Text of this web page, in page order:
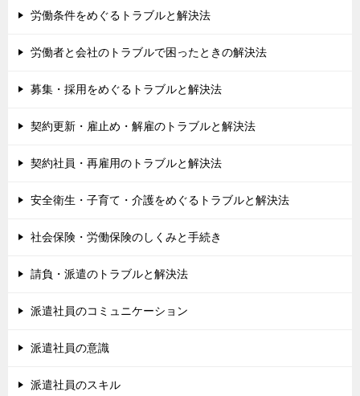
労働条件をめぐるトラブルと解決法
労働者と会社のトラブルで困ったときの解決法
募集・採用をめぐるトラブルと解決法
契約更新・雇止め・解雇のトラブルと解決法
契約社員・再雇用のトラブルと解決法
安全衛生・子育て・介護をめぐるトラブルと解決法
社会保険・労働保険のしくみと手続き
請負・派遣のトラブルと解決法
派遣社員のコミュニケーション
派遣社員の意識
派遣社員のスキル